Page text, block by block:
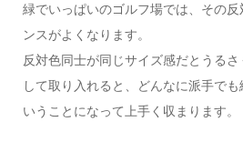
緑でいっぱいのゴルフ場では、その
ンスがよくなります。
反対色同士が同じサイズ感だとうる
して取り入れると、どんなに派手で
いうことになって上手く収まります。